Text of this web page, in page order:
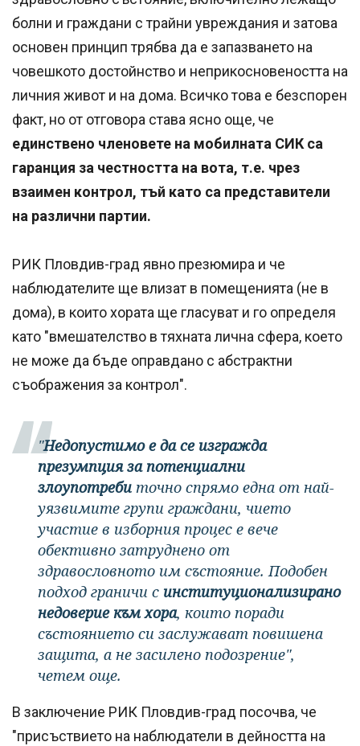
болни и граждани с трайни увреждания и затова
основен принцип трябва да е запазването на
човешкото достойнство и неприкосновеността на
личния живот и на дома. Всичко това е безспорен
факт, но от отговора става ясно още, че
единствено членовете на мобилната СИК са
гаранция за честността на вота, т.е. чрез
взаимен контрол, тъй като са представители
на различни партии.
РИК Пловдив-град явно презюмира и че
наблюдателите ще влизат в помещенията (не в
дома), в които хората ще гласуват и го определя
като "вмешателство в тяхната лична сфера, което
не може да бъде оправдано с абстрактни
съображения за контрол".
"Недопустимо е да се изгражда
презумпция за потенциални
злоупотреби точно спрямо една от най-
уязвимите групи граждани, чието
участие в изборния процес е вече
обективно затруднено от
здравословното им състояние. Подобен
подход граничи с институционализирано
недоверие към хора, които поради
състоянието си заслужават повишена
защита, а не засилено подозрение",
четем още.
В заключение РИК Пловдив-град посочва, че
"присъствието на наблюдатели в дейността на